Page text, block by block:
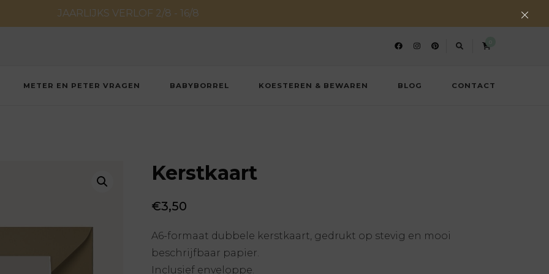
JAARLIJKS VERLOF 2/8 - 16/8
METER EN PETER VRAGEN BABYBORREL KOESTEREN & BEWAREN BLOG CONTACT
Kerstkaart
€3,50
A6-formaat dubbele kerstkaart, gedrukt op stevig en mooi
beschrijfbaar papier.
Inclusief enveloppe.